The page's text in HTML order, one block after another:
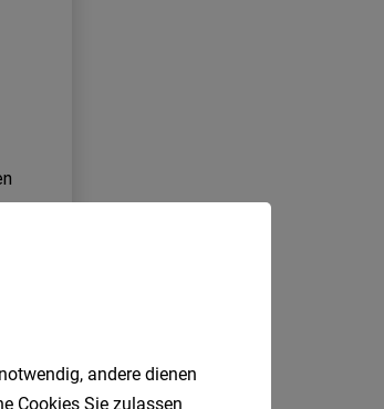
andere dienen
Cookies Sie zulassen